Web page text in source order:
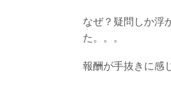
なぜ？疑問しか浮
た。。。
報酬が手抜きに感